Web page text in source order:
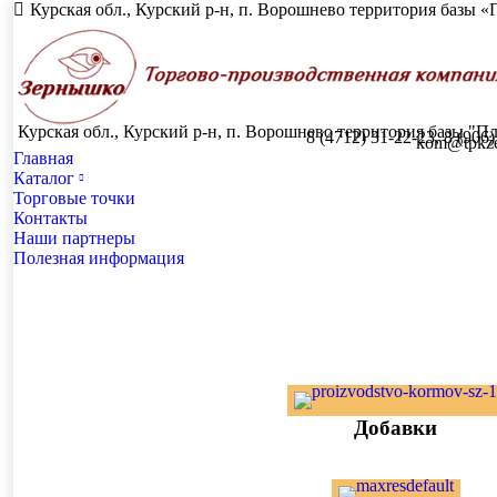
Курская обл., Курский р-н, п. Ворошнево территория базы
Курская обл., Курский р-н, п. Ворошнево территория базы
8 (4712) 31-22-23, 8
Главная
Каталог
Торговые точки
Контакты
Наши партнеры
Полезная информация
Добавки